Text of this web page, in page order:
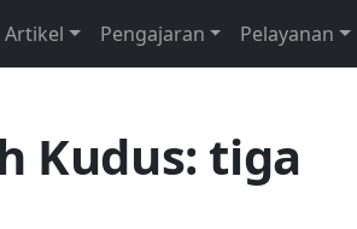
Artikel Pengajaran Pelayanan
Kudus: tiga